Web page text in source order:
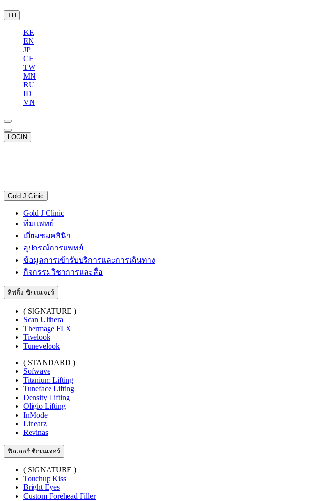
TH
KR
EN
JP
CH
TW
MN
RU
ID
VN
LOGIN
Gold J Clinic
Gold J Clinic
ทีมแพทย์
เยี่ยมชมคลินิก
อุปกรณ์การแพทย์
ข้อมูลการเข้ารับบริการและการเดินทาง
กิจกรรมวิชาการและสื่อ
ลิฟติ้ง ซิกเนเจอร์
( SIGNATURE )
Scan Ulthera
Thermage FLX
Tivelook
Tunevelook
( STANDARD )
Sofwave
Titanium Lifting
Tuneface Lifting
Density Lifting
Oligio Lifting
InMode
Linearz
Revinas
ฟิลเลอร์ ซิกเนเจอร์
( SIGNATURE )
Touchup Kiss
Bright Eyes
Custom Forehead Filler